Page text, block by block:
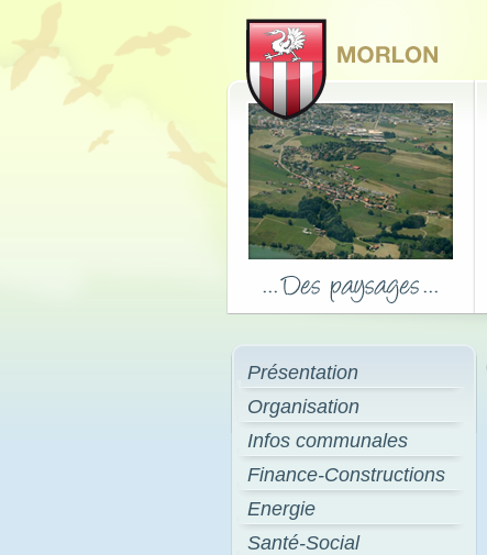
Présentation
Organisation
Infos communales
Finance-Constructions
Energie
Santé-Social